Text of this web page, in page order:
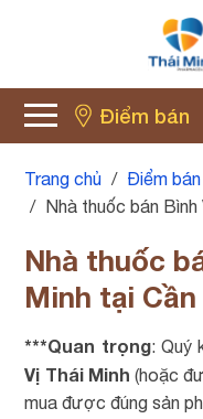
Điểm bán
Trang chủ / Điểm bán
/ Nhà thuốc bán
Nhà thuốc
Minh tại
***Quan trọng: Quý
Vị Thái Minh (hoặc
mua được đúng sản